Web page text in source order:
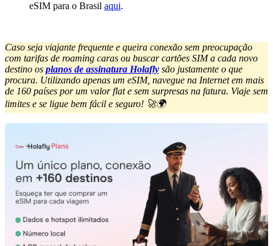
eSIM para o Brasil aqui.
Caso seja viajante frequente e queira conexão sem preocupação
com tarifas de roaming caras ou buscar cartões SIM a cada novo
destino os planos de assinatura Holafly são justamente o que
procura. Utilizando apenas um eSIM, navegue na Internet em mais
de 160 países por um valor flat e sem surpresas na fatura. Viaje sem
limites e se ligue bem fácil e seguro! 🚀🌍